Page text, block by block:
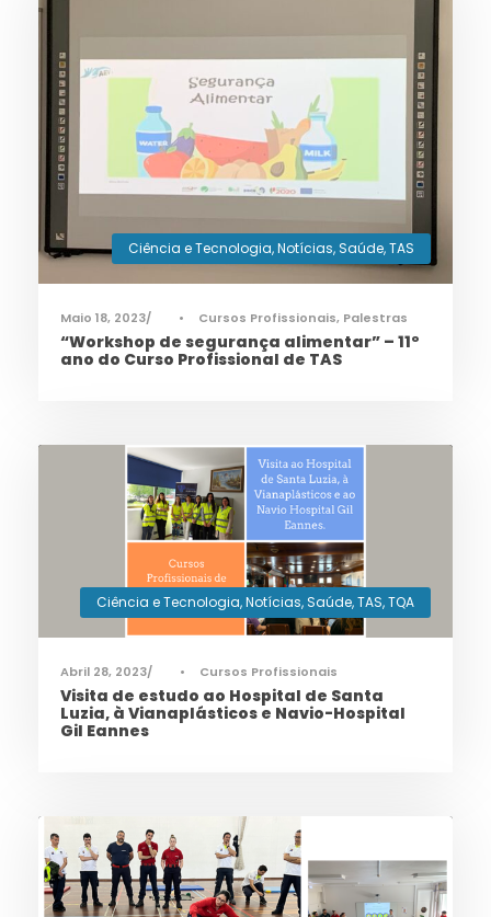
Ciência e Tecnologia,Notícias,Saúde,TAS
Maio 18, 2023 • Cursos Profissionais, Palestras
“Workshop de segurança alimentar” – 11º
ano do Curso Profissional de TAS
Ciência e Tecnologia,Notícias,Saúde,TAS,TQA
Abril 28, 2023 • Cursos Profissionais
Visita de estudo ao Hospital de Santa
Luzia, à Vianaplásticos e Navio-Hospital
Gil Eannes